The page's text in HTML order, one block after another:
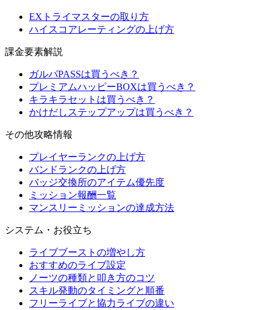
EXトライマスターの取り方
ハイスコアレーティングの上げ方
課金要素解説
ガルパPASSは買うべき？
プレミアムハッピーBOXは買うべき？
キラキラセットは買うべき？
かけだしステップアップは買うべき？
その他攻略情報
プレイヤーランクの上げ方
バンドランクの上げ方
バッジ交換所のアイテム優先度
ミッション報酬一覧
マンスリーミッションの達成方法
システム・お役立ち
ライブブーストの増やし方
おすすめのライブ設定
ノーツの種類と叩き方のコツ
スキル発動のタイミングと順番
フリーライブと協力ライブの違い